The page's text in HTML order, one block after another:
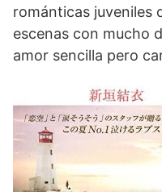
románticas juveniles
escenas con mucho
amor sencilla pero